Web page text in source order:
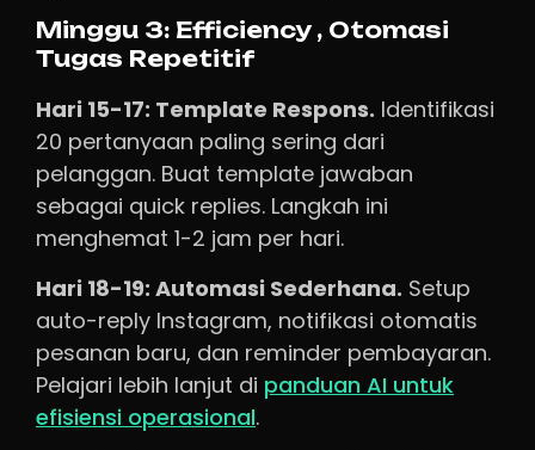
Minggu 3: Efficiency , Otomasi
Tugas Repetitif
Hari 15-17: Template Respons. Identifikasi
20 pertanyaan paling sering dari
pelanggan. Buat template jawaban
sebagai quick replies. Langkah ini
menghemat 1-2 jam per hari.
Hari 18-19: Automasi Sederhana. Setup
auto-reply Instagram, notifikasi otomatis
pesanan baru, dan reminder pembayaran.
Pelajari lebih lanjut di panduan AI untuk
efisiensi operasional.